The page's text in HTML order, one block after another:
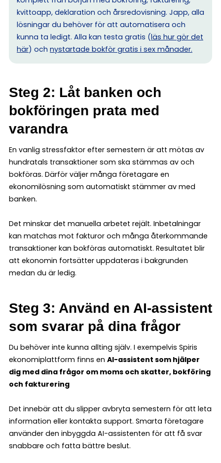
kvittoapp, deklaration och årsredovisning. Japp, alla
lösningar du behöver för att automatisera och
kunna ta ledigt. Alla kan testa gratis (läs hur gör det
här) och nystartade bokför gratis i sex månader.
Steg 2: Låt banken och
bokföringen prata med
varandra
En vanlig stressfaktor efter semestern är att mötas av
hundratals transaktioner som ska stämmas av och
bokföras. Därför väljer många företagare en
ekonomilösning som automatiskt stämmer av med
banken.
Det minskar det manuella arbetet rejält. Inbetalningar
kan matchas mot fakturor och många återkommande
transaktioner kan bokföras automatiskt. Resultatet blir
att ekonomin fortsätter uppdateras i bakgrunden
medan du är ledig.
Steg 3: Använd en AI-assistent
som svarar på dina frågor
Du behöver inte kunna allting själv. I exempelvis Spiris
ekonomiplattform finns en AI-assistent som hjälper
dig med dina frågor om moms och skatter, bokföring
och fakturering
Det innebär att du slipper avbryta semestern för att leta
information eller kontakta support. Smarta företagare
använder den inbyggda AI-assistenten för att få svar
snabbare och fatta bättre beslut.